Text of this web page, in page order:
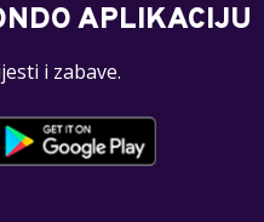
APLIKACIJU
i zabave.